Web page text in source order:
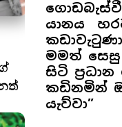
යානය
මමත් සෙසු
සිටි
කඩිනමින්
යැව්වා”